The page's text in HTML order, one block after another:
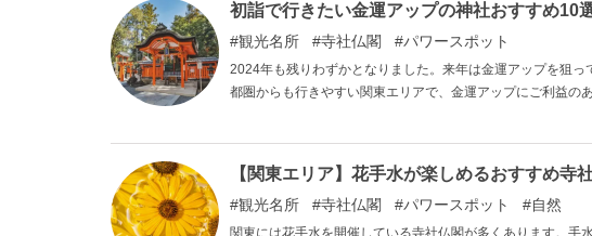
初詣で行きたい金運アップの神社おすすめ10
観光名所 寺社仏閣 パワースポット
2024年も残りわずかとなりました。来年は金運アップを狙
都圏からも行きやすい関東エリアで、金運アップにご利益の
【関東エリア】花手水が楽しめるおすすめ寺
観光名所 寺社仏閣 パワースポット 自然
関東には花手水を開催している寺社仏閣が多くあります。手